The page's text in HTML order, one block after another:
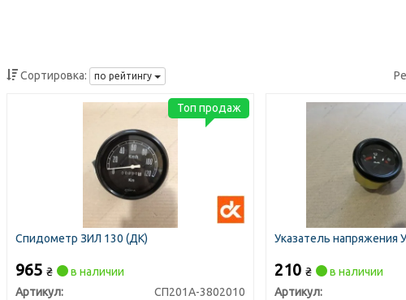
Сортировка: по рейтингу
Спидометр ЗИЛ 130 (ДК)
965 ₴
в наличии
Артикул:
СП201А-3802010
Топ продаж
Указатель напряжения
210₴
в наличии
Артикул: